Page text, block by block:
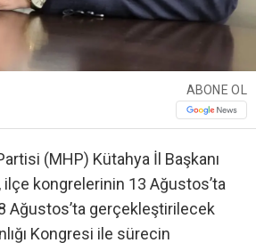
ABONE OL
(MHP) Kütahya İl Başkanı
kongrelerinin 13 Ağustos’ta
Ağustos’ta gerçekleştirilecek
Kongresi ile sürecin